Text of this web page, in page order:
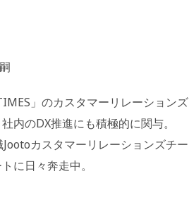
」のカスタマーリレーションズ
内のDX推進にも積極的に関与。
カスタマーリレーションズチー
に日々奔走中。